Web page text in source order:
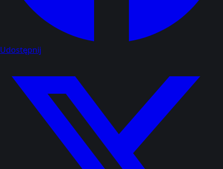
Udostępnij